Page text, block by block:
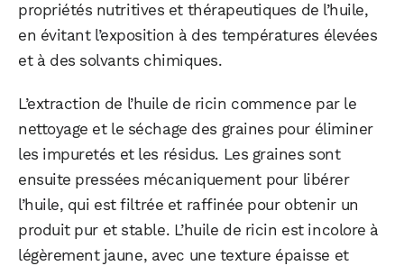
propriétés nutritives et thérapeutiques de l’huile,
en évitant l’exposition à des températures élevées
et à des solvants chimiques.
L’extraction de l’huile de ricin commence par le
nettoyage et le séchage des graines pour éliminer
les impuretés et les résidus. Les graines sont
ensuite pressées mécaniquement pour libérer
l’huile, qui est filtrée et raffinée pour obtenir un
produit pur et stable. L’huile de ricin est incolore à
légèrement jaune, avec une texture épaisse et